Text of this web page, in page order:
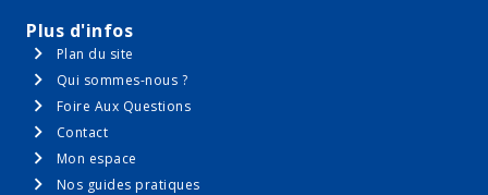
Plus d'infos
Plan du site
Qui sommes-nous ?
Foire Aux Questions
Contact
Mon espace
Nos guides pratiques